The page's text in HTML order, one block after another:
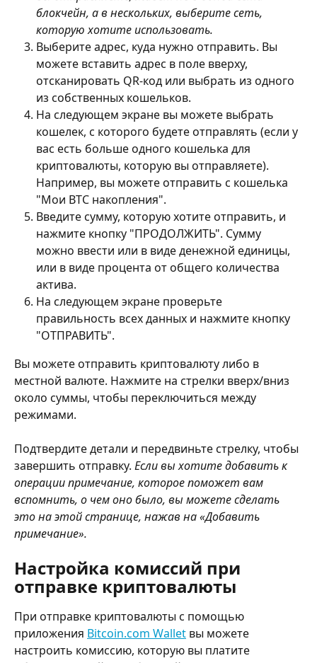
блокчейн, а в нескольких, выберите сеть,
которую хотите использовать.
Выберите адрес, куда нужно отправить. Вы
можете вставить адрес в поле вверху,
отсканировать QR-код или выбрать из одного
из собственных кошельков.
На следующем экране вы можете выбрать
кошелек, с которого будете отправлять (если у
вас есть больше одного кошелька для
криптовалюты, которую вы отправляете).
Например, вы можете отправить с кошелька
"Мои BTC накопления".
Введите сумму, которую хотите отправить, и
нажмите кнопку "ПРОДОЛЖИТЬ". Сумму
можно ввести или в виде денежной единицы,
или в виде процента от общего количества
актива.
На следующем экране проверьте
правильность всех данных и нажмите кнопку
"ОТПРАВИТЬ".
Вы можете отправить криптовалюту либо в
местной валюте. Нажмите на стрелки вверх/вниз
около суммы, чтобы переключиться между
режимами.
Подтвердите детали и передвиньте стрелку, чтобы
завершить отправку. Если вы хотите добавить к
операции примечание, которое поможет вам
вспомнить, о чем оно было, вы можете сделать
это на этой странице, нажав на «Добавить
примечание».
Настройка комиссий при
отправке криптовалюты
При отправке криптовалюты с помощью
приложения Bitcoin.com Wallet вы можете
настроить комиссию, которую вы платите